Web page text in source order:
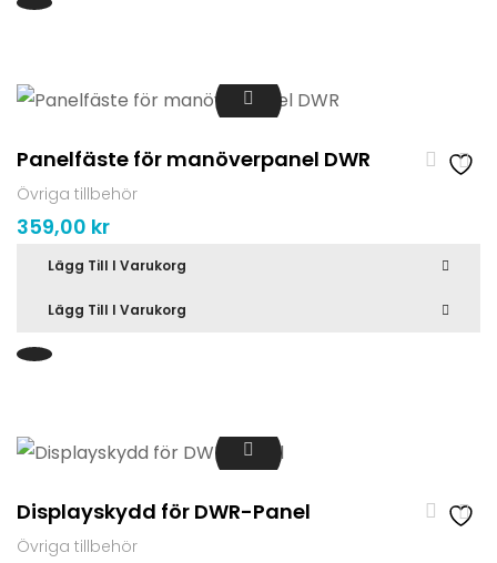
Panelfäste för manöverpanel DWR
Övriga tillbehör
359,00 kr
Lägg Till I Varukorg
Lägg Till I Varukorg
Displayskydd för DWR-Panel
Övriga tillbehör